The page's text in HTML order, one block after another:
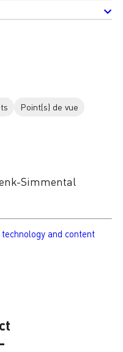
Point(s) de vue
Simmental
and content